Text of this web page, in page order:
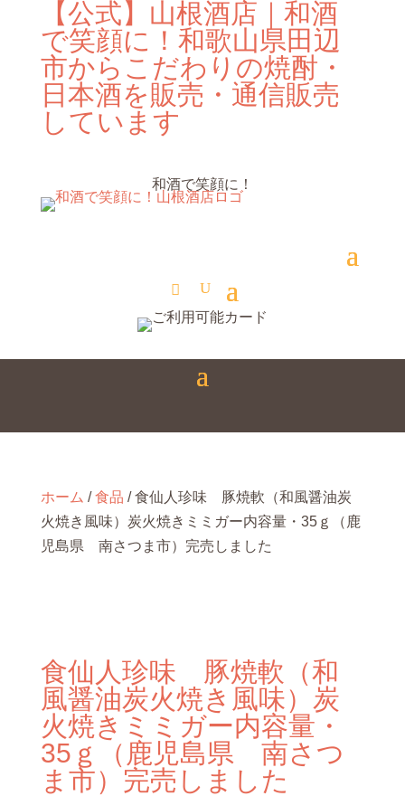
【公式】山根酒店｜和酒
で笑顔に！和歌山県田辺
市からこだわりの焼酎・
日本酒を販売・通信販売
しています
和酒で笑顔に！
ホーム /食品 / 食仙人珍味 豚焼軟（和風醤油炭
火焼き風味）炭火焼きミミガー内容量・35ｇ（鹿
児島県 南さつま市）完売しました
食仙人珍味 豚焼軟（和
風醤油炭火焼き風味）炭
火焼きミミガー内容量・
35ｇ（鹿児島県 南さつ
ま市）完売しました